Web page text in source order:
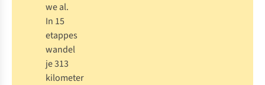
we al.
In 15
etappes
wandel
je 313
kilometer